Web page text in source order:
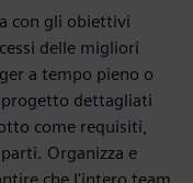
con gli obiettivi
delle migliori
a tempo pieno o
progetto dettagliati
come requisiti,
Organizza e
che l'intero team